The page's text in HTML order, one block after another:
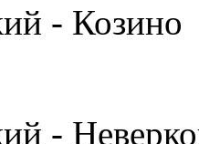
- Козино
-